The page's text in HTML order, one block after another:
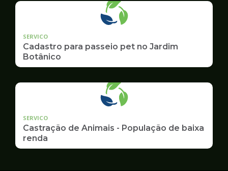
SERVICO
Cadastro para passeio pet no Jardim
Botânico
SERVICO
Castração de Animais - População de baixa
renda